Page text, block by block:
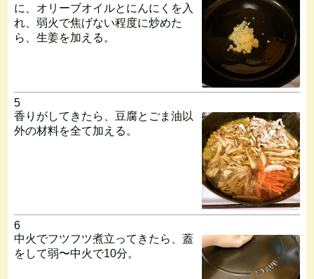
に、オリーブオイルとにんにくを入
れ、弱火で焦げない程度に炒めた
ら、生姜を加える。
5
香りがしてきたら、豆腐とごま油以
外の材料を全て加える。
6
中火でフツフツ煮立ってきたら、蓋
をして弱〜中火で10分。